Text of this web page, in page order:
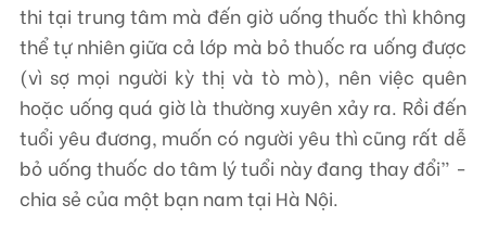
thi tại trung tâm mà đến giờ uống thuốc thì không
thể tự nhiên giữa cả lớp mà bỏ thuốc ra uống được
(vì sợ mọi người kỳ thị và tò mò), nên việc quên
hoặc uống quá giờ là thường xuyên xảy ra. Rồi đến
tuổi yêu đương, muốn có người yêu thì cũng rất dễ
bỏ uống thuốc do tâm lý tuổi này đang thay đổi” -
chia sẻ của một bạn nam tại Hà Nội.